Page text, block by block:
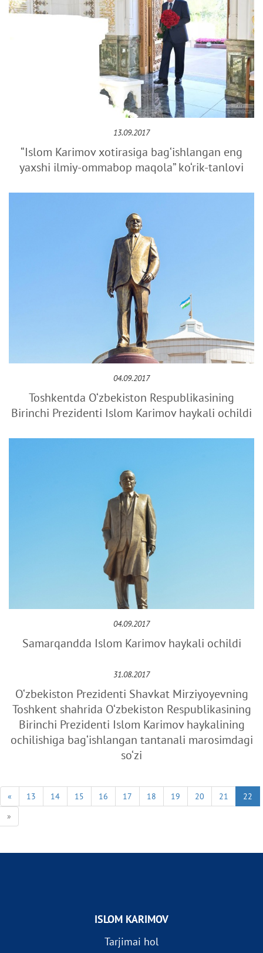
13.09.2017
“Islom Karimov xotirasiga bag‘ishlangan eng
yaxshi ilmiy-ommabop maqola” ko‘rik-tanlovi
04.09.2017
Toshkentda O‘zbekiston Respublikasining
Birinchi Prezidenti Islom Karimov haykali ochildi
04.09.2017
Samarqandda Islom Karimov haykali ochildi
31.08.2017
O‘zbekiston Prezidenti Shavkat Mirziyoyevning
Toshkent shahrida O‘zbekiston Respublikasining
Birinchi Prezidenti Islom Karimov haykalining
ochilishiga bag‘ishlangan tantanali marosimdagi
so‘zi
« 13 14 15 16 17 18 19 20 21
22
»
ISLOM KARIMOV
Tarjimai hol